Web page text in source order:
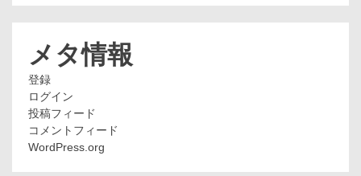
メタ情報
登録
ログイン
投稿フィード
コメントフィード
WordPress.org